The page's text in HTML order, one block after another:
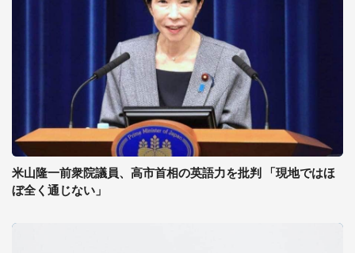
米山隆一前衆院議員、高市首相の英語力を批判 「現地ではほ
ぼ全く通じない」